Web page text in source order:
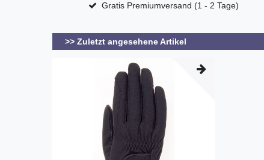
Gratis Premiumversand (1 - 2 Tage)
>> Zuletzt angesehene Artikel